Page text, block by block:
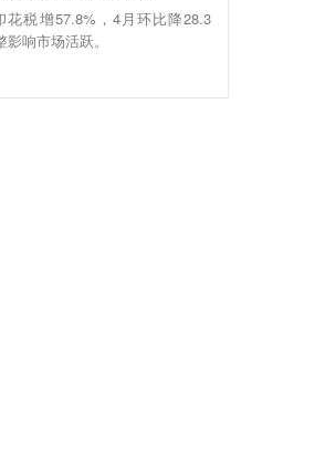
花税增57.8%，4月环比降28.3
响市场活跃。